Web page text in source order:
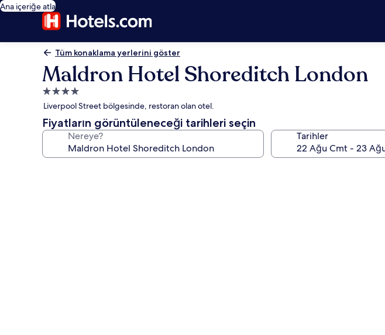
Ana içeriğe atla
Tüm konaklama yerlerini göster
Maldron Hotel Shoreditch London
4.0
yıldızlı
konaklama
yeri
Liverpool Street bölgesinde, restoran olan otel.
Fiyatların görüntüleneceği tarihleri seçin
Nereye? Tarihler